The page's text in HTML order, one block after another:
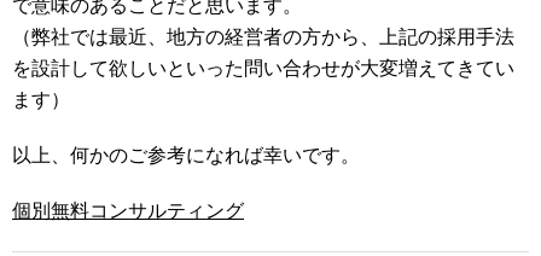
で意味のあることだと思います。
（弊社では最近、地方の経営者の方から、上記の採用手法
を設計して欲しいといった問い合わせが大変増えてきてい
ます）
以上、何かのご参考になれば幸いです。
個別無料コンサルティング